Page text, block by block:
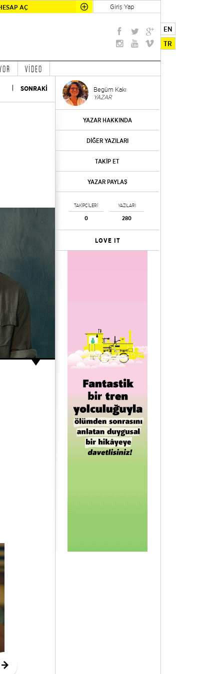
AÇ Giriş Yap
EN
TR
VİDEO
SONRAKİ Begüm Kakı
YAZAR
YAZAR HAKKINDA
DİĞER YAZILARI
TAKİP ET
YAZAR PAYLAŞ
TAKİPÇİLERİ
0
YAZILARI
280
LOVE IT